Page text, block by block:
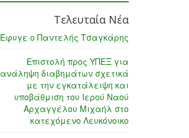
Τελευταία Νέα
Έφυγε ο Παντελής Τσαγκάρης
Επιστολή προς ΥΠΕΞ για
ανάληψη διαβημάτων σχετικά
με την εγκατάλειψη και
υποβάθμιση του Ιερού Ναού
Αρχαγγέλου Μιχαήλ στο
κατεχόμενο Λευκόνοικο